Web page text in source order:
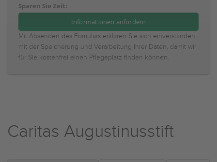
Sparen Sie Zeit:
Mit Absenden des Fomulars erklären Sie sich einverstanden
mit der Speicherung und Verarbeitung Ihrer Daten, damit wir
für Sie kostenfrei einen Pflegeplatz finden können.
Caritas Augustinusstift